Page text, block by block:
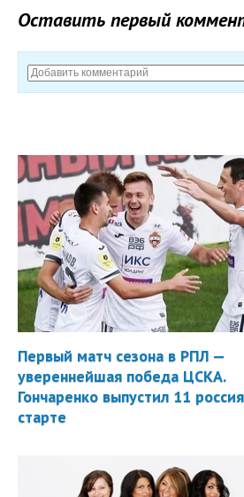
Оставить первый
Первый матч сезона в РПЛ —
увереннейшая победа ЦСКА.
Гончаренко выпустил 11
старте